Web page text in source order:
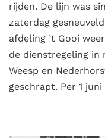
rijden. De lijn was
zaterdag
afdeling ’t Gooi
de dienstregeling in
Weesp en
geschrapt. Per 1